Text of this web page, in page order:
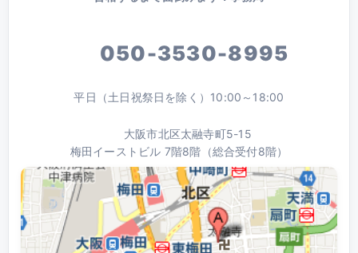
050-3530-8995
平日（土日祝祭日を除く）10:00～18:00
大阪市北区太融寺町5-15
梅田イーストビル 7階8階（総合受付8階）